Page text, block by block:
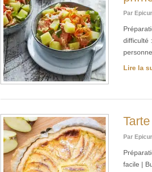
Par
difficulté
Lire la
Par
facile |